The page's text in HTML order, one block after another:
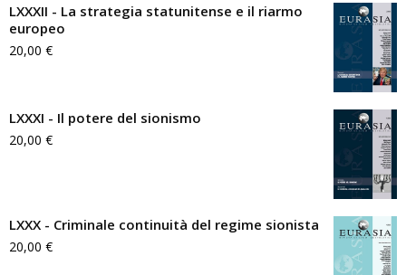
LXXXII - La strategia statunitense e il riarmo
europeo
20,00 €
LXXXI - Il potere del sionismo
20,00 €
LXXX - Criminale continuità del regime sionista
20,00 €